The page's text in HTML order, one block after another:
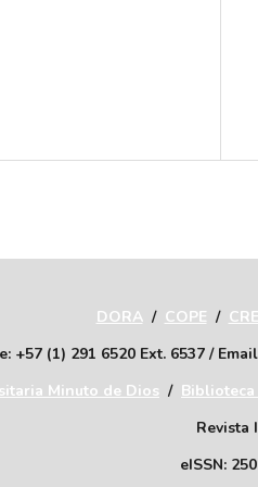
DORA/ COPE /
+57 (1) 291 6520 Ext. 6537 /
Minuto de Dios /
Revista
eISSN: